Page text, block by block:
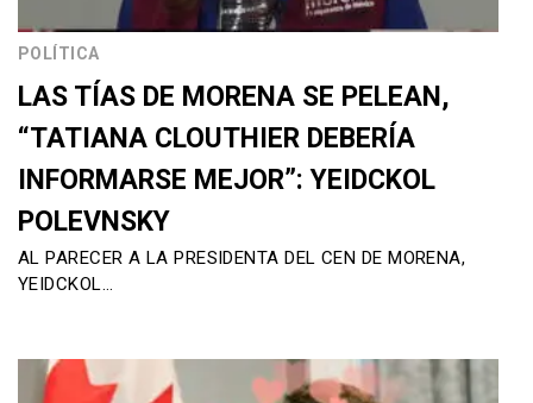
POLÍTICA
LAS TÍAS DE MORENA SE PELEAN,
“TATIANA CLOUTHIER DEBERÍA
INFORMARSE MEJOR”: YEIDCKOL
POLEVNSKY
AL PARECER A LA PRESIDENTA DEL CEN DE MORENA,
YEIDCKOL…